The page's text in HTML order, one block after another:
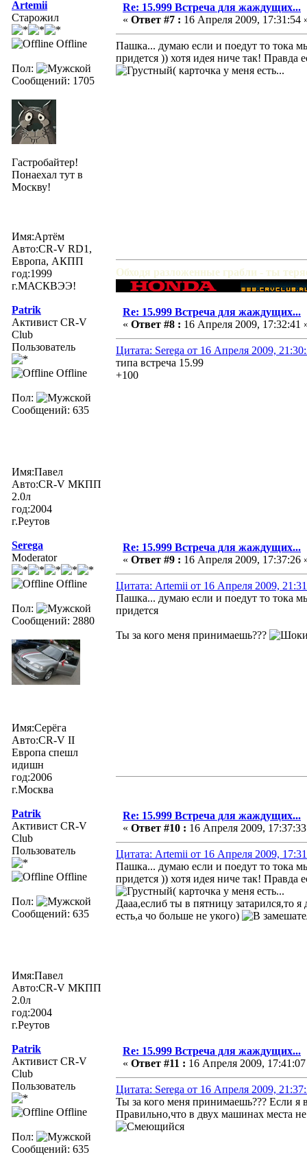
Artemii
Старожил
Offline
Пол:
Сообщений: 1705
Гастробайтер!
Понаехал тут в
Москву!
Имя:Артём
Авто:CR-V RD1,
Европа, АКПП
год:1999
г.МАСКВЭЭ!
Re: 15.999 Встреча для жаждущих...
« Ответ #7 : 16 Апреля 2009, 17:31:54
Пашка... думаю если и поедут то тока
придется )) хотя идея ниче так! Правда
( карточка у меня есть...
Обходя разложенные грабли - ты
Patrik
Активист CR-V
Club
Пользователь
Offline
Пол:
Сообщений: 635
Имя:Павел
Авто:CR-V МКПП
2.0л
год:2004
г.Реутов
Re: 15.999 Встреча для жаждущих...
« Ответ #8 : 16 Апреля 2009, 17:32:41
Цитата: Serega от 16 Апреля 2009,
типа встреча 15.99
+100
Serega
Moderator
Offline
Пол:
Сообщений: 2880
Имя:Серёга
Авто:CR-V II
Европа спешл
идишн
год:2006
г.Москва
Re: 15.999 Встреча для жаждущих...
« Ответ #9 : 16 Апреля 2009, 17:37:26
Цитата: Artemii от 16 Апреля 2009,
Пашка... думаю если и поедут то тока
придется
Ты за кого меня принимаешь???
Patrik
Активист CR-V
Club
Пользователь
Offline
Пол:
Сообщений: 635
Имя:Павел
Авто:CR-V МКПП
2.0л
год:2004
г.Реутов
Re: 15.999 Встреча для жаждущих...
« Ответ #10 : 16 Апреля 2009,
Цитата: Artemii от 16 Апреля 2009,
Пашка... думаю если и поедут то тока
придется )) хотя идея ниче так! Правда
( карточка у меня есть...
Дааа,еслиб ты в пятницу затарился,то
есть,а чо больше не укого)
Patrik
Активист CR-V
Club
Пользователь
Offline
Пол:
Сообщений: 635
Re: 15.999 Встреча для жаждущих...
« Ответ #11 : 16 Апреля 2009,
Цитата: Serega от 16 Апреля 2009,
Ты за кого меня принимаешь??? Если я
Правильно,что в двух машинах места